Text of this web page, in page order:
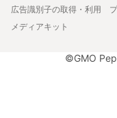
広告識別子の取得・利用
メディアキット
©GMO